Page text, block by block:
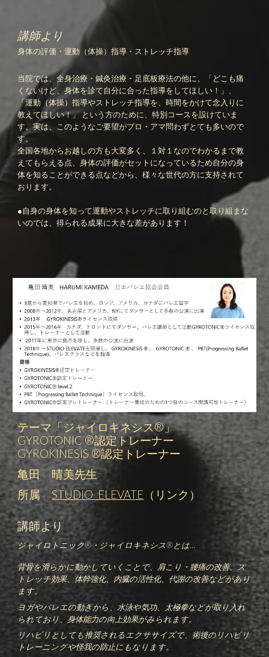
講師より
身体の評価・運動（体操）指導・ストレッチ指導
当院では、全身治療・鍼灸治療・足底板療法の他に、「どこも痛
くないけど、身体を診て自分に合った指導をしてほしい！」、
「運動（体操）指導やストレッチ指導を、時間をかけて念入りに
教えてほしい！」 という方のために、特別コースを設けていま
す。実は、このようなご要望がプロ・アマ問わずとても多いので
す。
全国各地からお越しの方も大変多く、１対１なのでわかるまで教
えてもらえる点、身体の評価がセットになっているため自分の身
体を知ることができる点などから、様々な世代の方に支持されて
おります。
●自身の身体を知って運動やストレッチに取り組むのと取り組まな
いのでは、得られる成果に大きな差があります！
テーマ 「ジャイロキネシス®」
GYROTONIC ®認定 トレーナー
GYROKINESIS®認定トレーナー
亀田 晴美先生
所属STUDIO ELEVATE （リンク）
講師より
ジャイロトニック®・ジャイロキネシス®とは…
背骨を滑らかに動かしていくことで、肩こり・腰痛の改善、ス
トレッチ効果、体幹強化、内臓の活性化、代謝の改善などがあり
ます。
ヨガやバレエの動きから、水泳や気功、太極拳などが取り入れ
られており、身体能力の向上効果がみられます。
リハビリとしても推奨されるエクササイズで、術後のリハビリ
トレーニングや怪我の防止にもなります。